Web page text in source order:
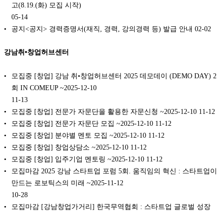
고(8.19.(화) 모집 시작)
05-14
공지<공지> 경력증명서(재직, 경력, 강의경력 등) 발급 안내 02-02
강남취•창업허브센터
모집중 [창업] 강남 취•창업허브센터 2025 데모데이 (DEMO DAY) 2
회 IN COMEUP ~2025-12-10
11-13
모집중 [창업] 전문가 자문단을 활용한 자문신청 ~2025-12-10 11-12
모집중 [창업] 전문가 자문단 모집 ~2025-12-10 11-12
모집중 [창업] 분야별 멘토 모집 ~2025-12-10 11-12
모집중 [창업] 창업상담소 ~2025-12-10 11-12
모집중 [창업] 입주기업 멘토링 ~2025-12-10 11-12
모집마감 2025 강남 스타트업 포럼 5회. 움직임의 혁신 : 스타트업이
만드는 로보틱스의 미래 ~2025-11-12
10-28
모집마감 [강남창업가거리] 한국무역협회 : 스타트업 글로벌 성장